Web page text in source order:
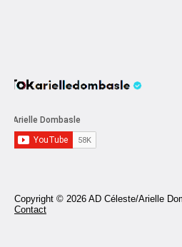
Copyright © 2026 AD Céleste/Arielle
Contact